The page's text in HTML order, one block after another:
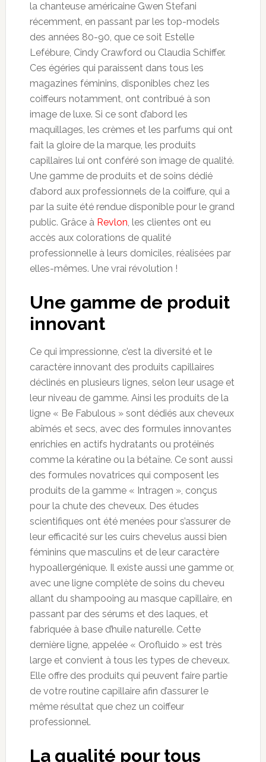
la chanteuse américaine Gwen Stefani
récemment, en passant par les top-models
des années 80-90, que ce soit Estelle
Lefébure, Cindy Crawford ou Claudia Schiffer.
Ces égéries qui paraissent dans tous les
magazines féminins, disponibles chez les
coiffeurs notamment, ont contribué à son
image de luxe. Si ce sont d’abord les
maquillages, les crèmes et les parfums qui ont
fait la gloire de la marque, les produits
capillaires lui ont conféré son image de qualité.
Une gamme de produits et de soins dédié
d’abord aux professionnels de la coiffure, qui a
par la suite été rendue disponible pour le grand
public. Grâce à Revlon, les clientes ont eu
accès aux colorations de qualité
professionnelle à leurs domiciles, réalisées par
elles-mêmes. Une vrai révolution !
Une gamme de produit
innovant
Ce qui impressionne, c’est la diversité et le
caractère innovant des produits capillaires
déclinés en plusieurs lignes, selon leur usage et
leur niveau de gamme. Ainsi les produits de la
ligne « Be Fabulous » sont dédiés aux cheveux
abîmés et secs, avec des formules innovantes
enrichies en actifs hydratants ou protéinés
comme la kératine ou la bétaïne. Ce sont aussi
des formules novatrices qui composent les
produits de la gamme « Intragen », conçus
pour la chute des cheveux. Des études
scientifiques ont été menées pour s’assurer de
leur efficacité sur les cuirs chevelus aussi bien
féminins que masculins et de leur caractère
hypoallergénique. Il existe aussi une gamme or,
avec une ligne complète de soins du cheveu
allant du shampooing au masque capillaire, en
passant par des sérums et des laques, et
fabriquée à base d’huile naturelle. Cette
dernière ligne, appelée « Orofluido » est très
large et convient à tous les types de cheveux.
Elle offre des produits qui peuvent faire partie
de votre routine capillaire afin d’assurer le
même résultat que chez un coiffeur
professionnel.
La qualité pour tous